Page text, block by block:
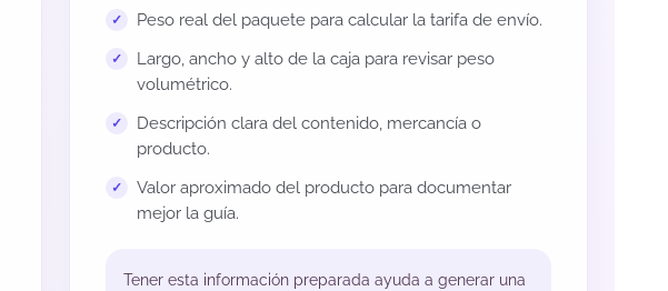
Peso real del paquete para calcular la tarifa de envío.
Largo, ancho y alto de la caja para revisar peso
volumétrico.
Descripción clara del contenido, mercancía o
producto.
Valor aproximado del producto para documentar
mejor la guía.
Tener esta información preparada ayuda a generar una